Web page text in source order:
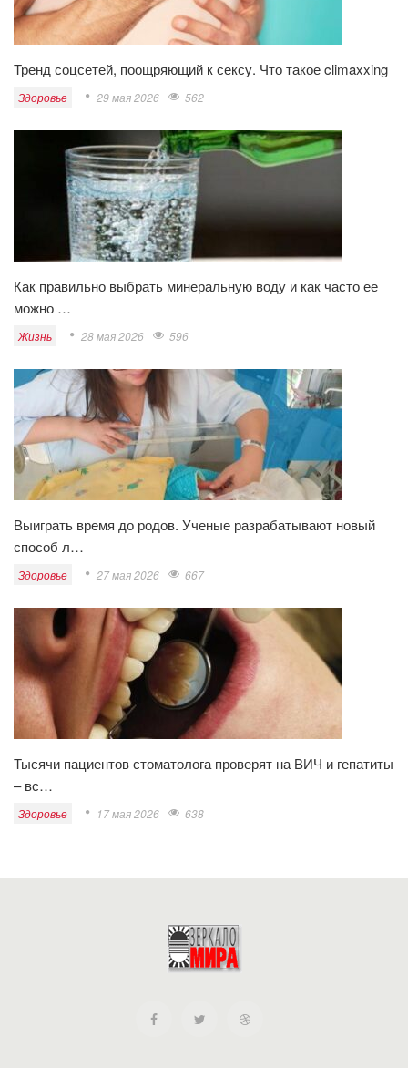
Тренд соцсетей, поощряющий к сексу. Что такое climaxxing
Здоровье 29 мая 2026 562
Как правильно выбрать минеральную воду и как часто ее
можно …
Жизнь 28 мая 2026 596
Выиграть время до родов. Ученые разрабатывают новый
способ л…
Здоровье 27 мая 2026 667
Тысячи пациентов стоматолога проверят на ВИЧ и гепатиты
– вс…
Здоровье 17 мая 2026 638